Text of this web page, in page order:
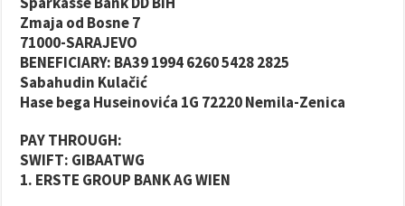
Zmaja od Bosne 7
71000-SARAJEVO
BENEFICIARY: BA39 1994 6260 5428 2825
Sabahudin Kulačić
Hase bega Huseinovića 1G 72220 Nemila-Zenica
PAY THROUGH:
SWIFT: GIBAATWG
1. ERSTE GROUP BANK AG WIEN